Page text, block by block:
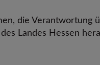
die
Landes Hessen